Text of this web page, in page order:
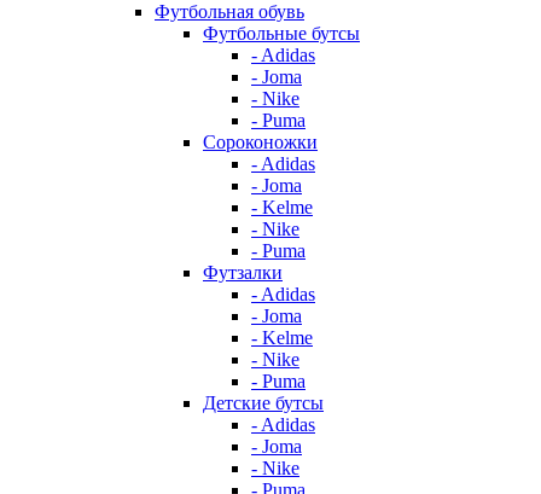
Футбольная обувь
Футбольные бутсы
- Adidas
- Joma
- Nike
- Puma
Сороконожки
- Adidas
- Joma
- Kelme
- Nike
- Puma
Футзалки
- Adidas
- Joma
- Kelme
- Nike
- Puma
Детские бутсы
- Adidas
- Joma
- Nike
- Puma